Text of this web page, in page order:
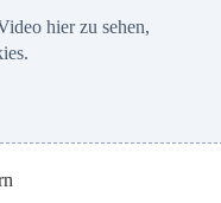
hier zu sehen,